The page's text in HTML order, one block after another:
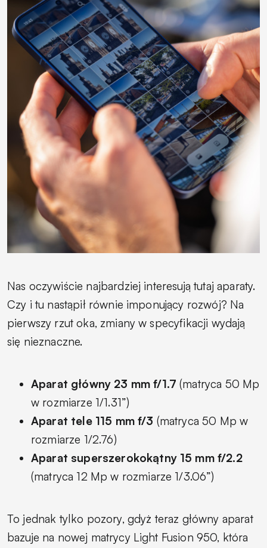
Nas oczywiście najbardziej interesują tutaj aparaty.
Czy i tu nastąpił równie imponujący rozwój? Na
pierwszy rzut oka, zmiany w specyfikacji wydają
się nieznaczne.
Aparat główny 23 mm f/1.7 (matryca 50 Mp
w rozmiarze 1/1.31”)
Aparat tele 115 mm f/3 (matryca 50 Mp w
rozmiarze 1/2.76)
Aparat superszerokokątny 15 mm f/2.2
(matryca 12 Mp w rozmiarze 1/3.06”)
To jednak tylko pozory, gdyż teraz główny aparat
bazuje na nowej matrycy Light Fusion 950, która